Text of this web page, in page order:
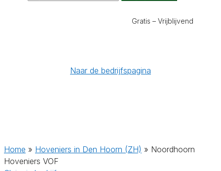
Gratis – Vrijblijvend
Naar de bedrijfspagina
Home » Hoveniers in Den Hoorn (ZH) » Noordhoorn
Hoveniers VOF